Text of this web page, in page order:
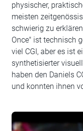
physischer,
meisten
schwierig zu
Once" ist technisch
viel CGI, aber es ist
synthetisierter
haben den Daniels
und konnten ihnen